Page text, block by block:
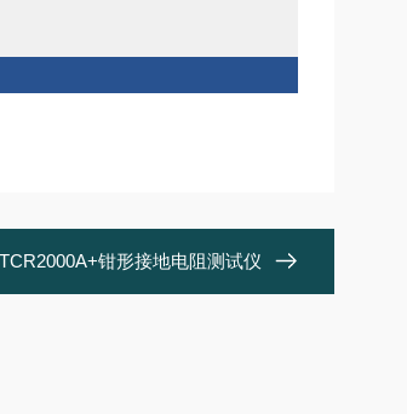
钳形接地电阻测试仪